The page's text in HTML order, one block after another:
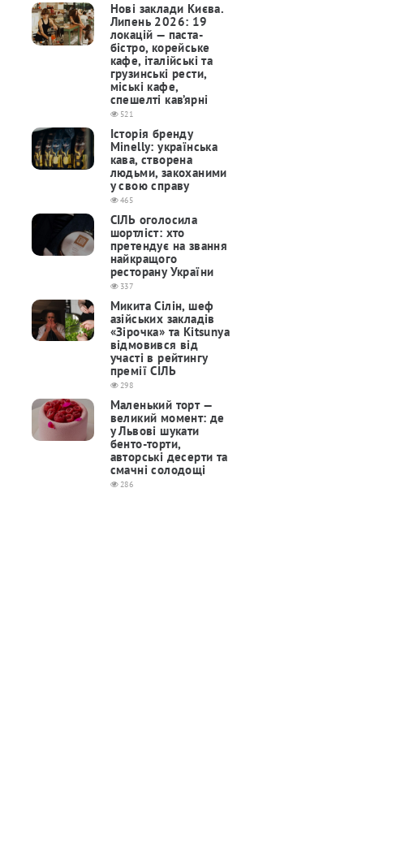
Нові заклади Києва.
Липень 2026: 19
локацій — паста-
бістро, корейське
кафе, італійські та
грузинські рести,
міські кафе,
спешелті кав’ярні
521
Історія бренду
Minelly: українська
кава, створена
людьми, закоханими
у свою справу
465
СІЛЬ оголосила
шортліст: хто
претендує на звання
найкращого
ресторану України
337
Микита Сілін, шеф
азійських закладів
«Зірочка» та Kitsunya
відмовився від
участі в рейтингу
премії СІЛЬ
298
Маленький торт —
великий момент: де
у Львові шукати
бенто-торти,
авторські десерти та
смачні солодощі
286